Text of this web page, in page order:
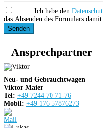
Ich habe den
das Absenden des Formulars
Senden
Ansprechpartner
Neu- und Gebrauchtwagen
Viktor Maier
Tel: +49 7244 70 71-76
Mobil: +49 176 57876273